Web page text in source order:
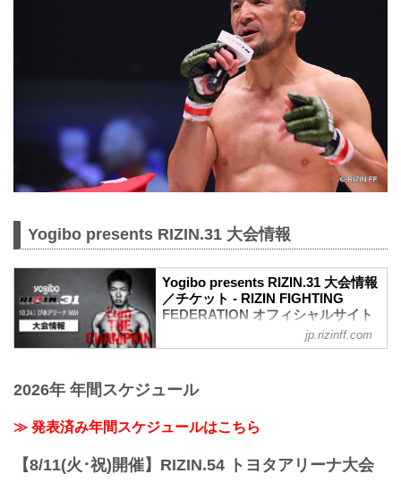
Yogibo presents RIZIN.31 大会情報
Yogibo presents RIZIN.31 大会情報
／チケット - RIZIN FIGHTING
FEDERATION オフィシャルサイト
日時
開始
19:00〜20:00頃
※試合内容、イベント進行によって終了
jp.rizinff.com
2026年 年間スケジュール
≫ 発表済み年間スケジュールはこちら
【8/11(火･祝)開催】RIZIN.54 トヨタアリーナ大会